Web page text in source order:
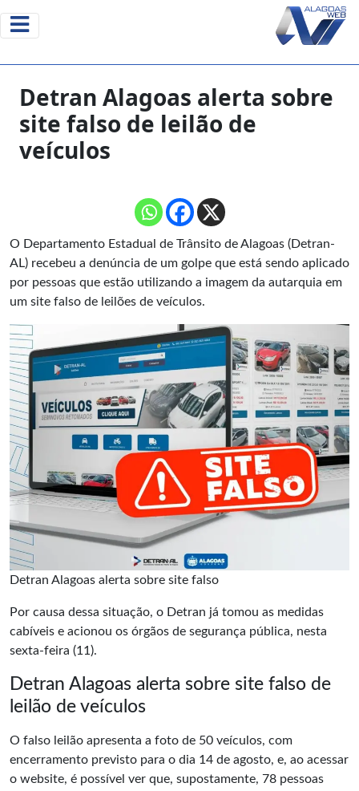
Detran Alagoas alerta sobre
site falso de leilão de
veículos
O Departamento Estadual de Trânsito de Alagoas (Detran-
AL) recebeu a denúncia de um golpe que está sendo aplicado
por pessoas que estão utilizando a imagem da autarquia em
um site falso de leilões de veículos.
Detran Alagoas alerta sobre site falso
Por causa dessa situação, o Detran já tomou as medidas
cabíveis e acionou os órgãos de segurança pública, nesta
sexta-feira (11).
Detran Alagoas alerta sobre site falso de
leilão de veículos
O falso leilão apresenta a foto de 50 veículos, com
encerramento previsto para o dia 14 de agosto, e, ao acessar
o website, é possível ver que, supostamente, 78 pessoas